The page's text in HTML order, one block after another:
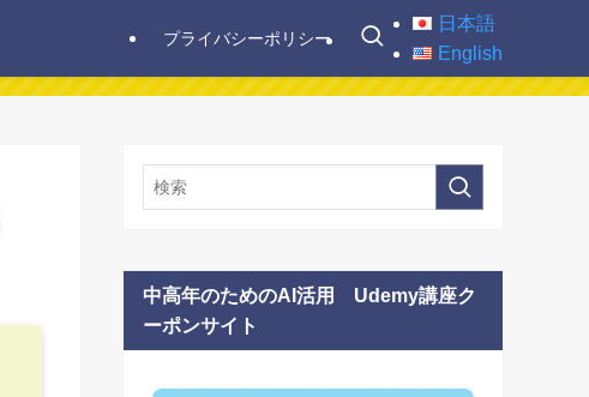
プライバシーポリシー
日本語
English
中高年のためのAI活用 Udemy講座ク
ーポンサイト